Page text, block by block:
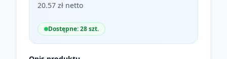
20.57 zł netto
Dostępne: 28 szt.